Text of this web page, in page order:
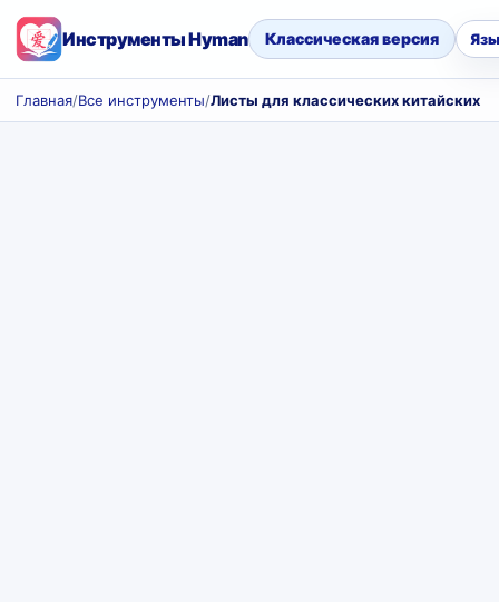
Инструменты Hyman Классическая версия
Главная/Все инструменты/Листы для классических китайских